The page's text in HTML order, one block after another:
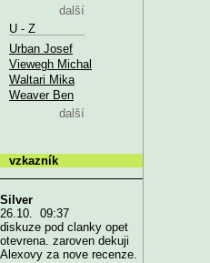
další
U - Z
Urban Josef
Viewegh Michal
Waltari Mika
Weaver Ben
další
vzkazník
Silver
26.10. 09:37
diskuze pod clanky opet
otevrena. zaroven dekuji
Alexovy za nove recenze.